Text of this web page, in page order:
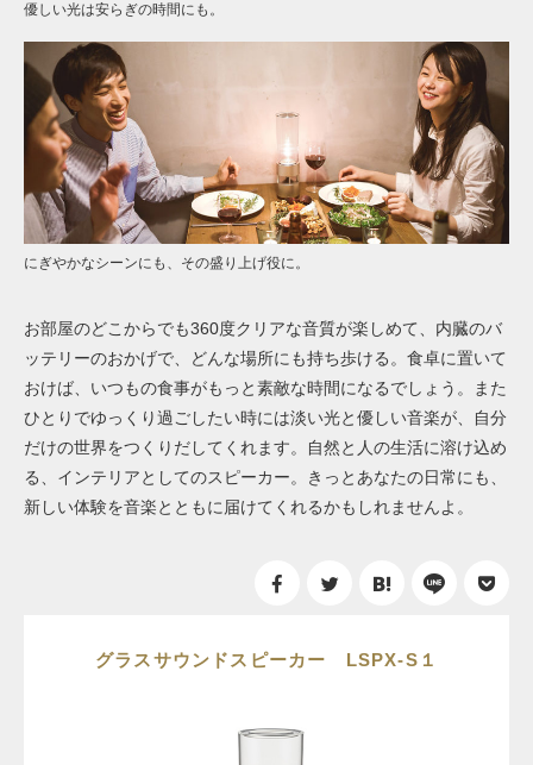
優しい光は安らぎの時間にも。
にぎやかなシーンにも、その盛り上げ役に。
お部屋のどこからでも360度クリアな音質が楽しめて、内臓のバ
ッテリーのおかげで、どんな場所にも持ち歩ける。食卓に置いて
おけば、いつもの食事がもっと素敵な時間になるでしょう。また
ひとりでゆっくり過ごしたい時には淡い光と優しい音楽が、自分
だけの世界をつくりだしてくれます。自然と人の生活に溶け込め
る、インテリアとしてのスピーカー。きっとあなたの日常にも、
新しい体験を音楽とともに届けてくれるかもしれませんよ。
グラスサウンドスピーカー LSPX-S１